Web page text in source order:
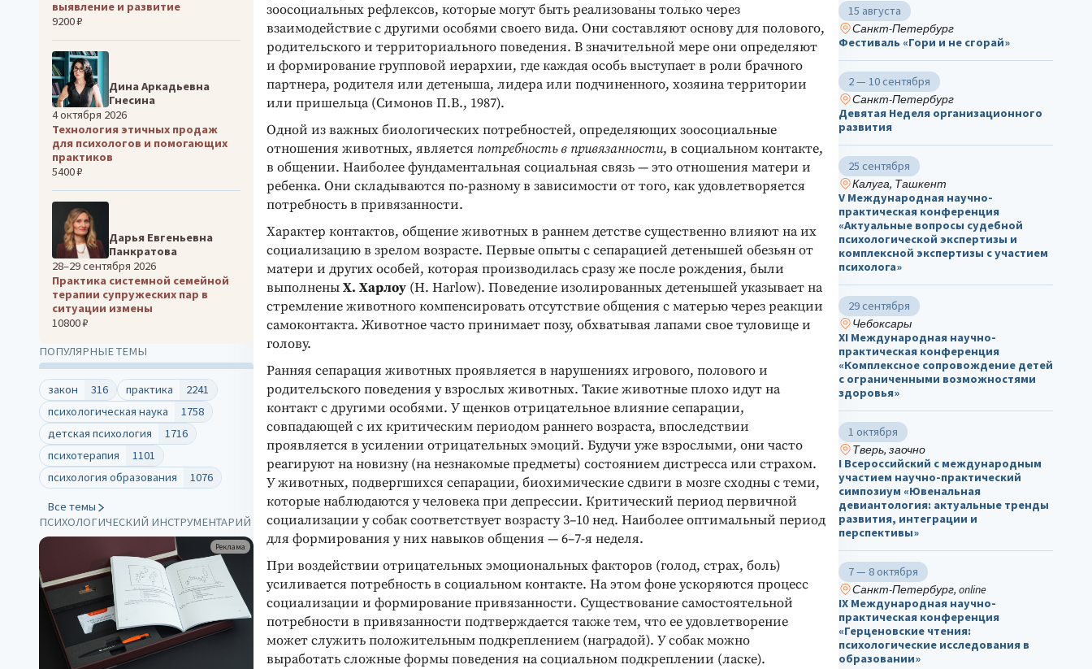
зоосоциальных рефлексов, которые могут быть реализованы только через
взаимодействие с другими особями своего вида. Они составляют основу для полового,
родительского и территориального поведения. В значительной мере они определяют
и формирование групповой иерархии, где каждая особь выступает в роли брачного
партнера, родителя или детеныша, лидера или подчиненного, хозяина территории
или пришельца (Симонов П.В., 1987).
Одной из важных биологических потребностей, определяющих зоосоциальные
отношения животных, является потребность в привязанности, в социальном контакте,
в общении. Наиболее фундаментальная социальная связь — это отношения матери и
ребенка. Они складываются по-разному в зависимости от того, как удовлетворяется
потребность в привязанности.
Характер контактов, общение животных в раннем детстве существенно влияют на их
социализацию в зрелом возрасте. Первые опыты с сепарацией детенышей обезьян от
матери и других особей, которая производилась сразу же после рождения, были
выполненыX. Харлоу (Н. Нагlоw). Поведение изолированных детенышей указывает на
стремление животного компенсировать отсутствие общения с матерью через реакции
самоконтакта. Животное часто принимает позу, обхватывая лапами свое туловище и
голову.
Ранняя сепарация животных проявляется в нарушениях игрового, полового и
родительского поведения у взрослых животных. Такие животные плохо идут на
контакт с другими особями. У щенков отрицательное влияние сепарации,
совпадающей с их критическим периодом раннего возраста, впоследствии
проявляется в усилении отрицательных эмоций. Будучи уже взрослыми, они часто
реагируют на новизну (на незнакомые предметы) состоянием дистресса или страхом.
У животных, подвергшихся сепарации, биохимические сдвиги в мозге сходны с теми,
которые наблюдаются у человека при депрессии. Критический период первичной
социализации у собак соответствует возрасту 3–10 нед. Наиболее оптимальный период
для формирования у них навыков общения — 6–7-я неделя.
При воздействии отрицательных эмоциональных факторов (голод, страх, боль)
усиливается потребность в социальном контакте. На этом фоне ускоряются процесс
социализации и формирование привязанности. Существование самостоятельной
потребности в привязанности подтверждается также тем, что ее удовлетворение
может служить положительным подкреплением (наградой). У собак можно
выработать сложные формы поведения на социальном подкреплении (ласке).
выявление и развитие
9200 ₽
Дина Аркадьевна
Гнесина
4 октября 2026
Технология этичных продаж
для психологов и помогающих
практиков
5400 ₽
Дарья Евгеньевна
Панкратова
28–29 сентября 2026
Практика системной семейной
терапии супружеских пар в
ситуации измены
10800 ₽
ПОПУЛЯРНЫЕ ТЕМЫ
закон 316 практика
2241
психологическая наука
1758
детская психология
1716
психотерапия
1101
психология образования
1076
Все темы
ПСИХОЛОГИЧЕСКИЙ ИНСТРУМЕНТАРИЙ
Реклама Реклама
15 августа
Санкт-Петербург
Фестиваль «Гори и не сгорай»
2 — 10 сентября
Санкт-Петербург
Девятая Неделя организационного
развития
25 сентября
Калуга, Ташкент
V Международная научно-
практическая конференция
«Актуальные вопросы судебной
психологической экспертизы и
комплексной экспертизы с участием
психолога»
29 сентября
Чебоксары
ХΙ Международная научно-
практическая конференция
«Комплексное сопровождение детей
с ограниченными возможностями
здоровья»
1 октября
Тверь, заочно
I Всероссийский с международным
участием научно-практический
симпозиум «Ювенальная
девиантология: актуальные тренды
развития, интеграции и
перспективы»
7 — 8 октября
Санкт-Петербург, online
IX Международная научно-
практическая конференция
«Герценовские чтения:
психологические исследования в
образовании»